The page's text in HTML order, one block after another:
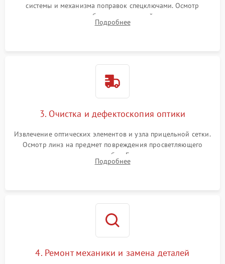
системы и механизма поправок спецключами. Осмотр
внутренних резьбовых соединений, пружин и
уплотнительных колец. Поиск причин люфта, смещения
Подробнее
3. Очистка и дефектоскопия оптики
Извлечение оптических элементов и узла прицельной сетки.
Осмотр линз на предмет повреждения просветляющего
покрытия или появления грибка. Бережная очистка стекол
спецрастворами. Проверка целостности гравированной
Подробнее
4. Ремонт механики и замена деталей